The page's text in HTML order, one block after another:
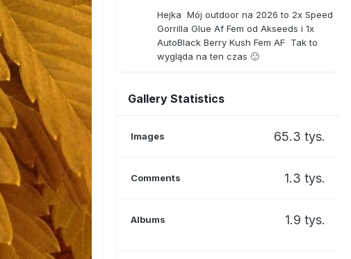
Hejka Mój outdoor na 2026 to 2x Speed
Gorrilla Glue Af Fem od Akseeds i 1x
AutoBlack Berry Kush Fem AF Tak to
wygląda na ten czas 🙂
Gallery Statistics
Images 65.3 tys.
Comments 1.3 tys.
Albums 1.9 tys.